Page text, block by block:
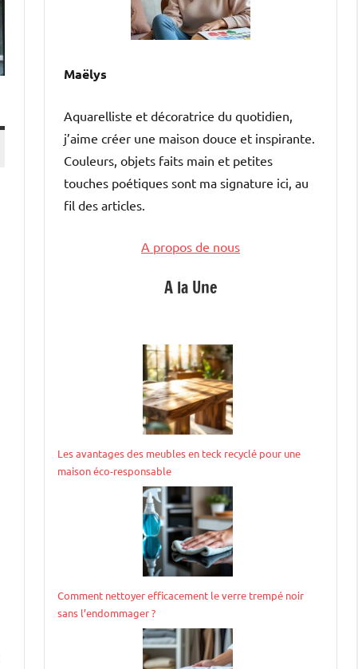
Maëlys
Aquarelliste et décoratrice du quotidien,
j’aime créer une maison douce et inspirante.
Couleurs, objets faits main et petites
touches poétiques sont ma signature ici, au
fil des articles.
A propos de nous
A la Une
Les avantages des meubles en teck recyclé pour une
maison éco-responsable
Comment nettoyer efficacement le verre trempé noir
sans l’endommager ?